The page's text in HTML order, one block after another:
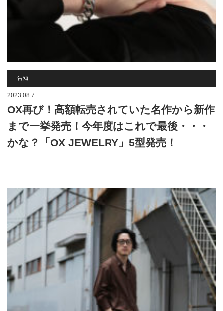
告知
2023.08.7
OX再び！高額転売されていた名作から新作
まで一挙発売！今年度はこれで最後・・・
かな？「OX JEWELRY」5型発売！